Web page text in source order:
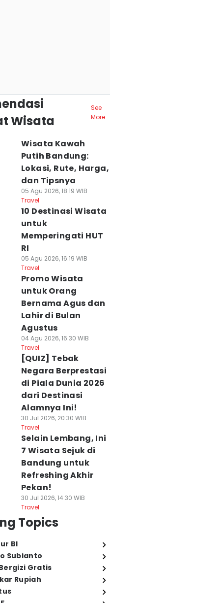
Wisata
See
More
Wisata Kawah
Putih Bandung:
Lokasi, Rute, Harga,
dan Tipsnya
05 Agu 2026, 18:19 WIB
Travel
10 Destinasi Wisata
untuk
Memperingati HUT
RI
05 Agu 2026, 16:19 WIB
Travel
Promo Wisata
untuk Orang
Bernama Agus dan
Lahir di Bulan
Agustus
04 Agu 2026, 16:30 WIB
Travel
[QUIZ] Tebak
Negara Berprestasi
di Piala Dunia 2026
dari Destinasi
Alamnya Ini!
30 Jul 2026, 20:30 WIB
Travel
Selain Lembang, Ini
7 Wisata Sejuk di
Bandung untuk
Refreshing Akhir
Pekan!
30 Jul 2026, 14:30 WIB
Travel
Topics
BI
Subianto
Gratis
Rupiah